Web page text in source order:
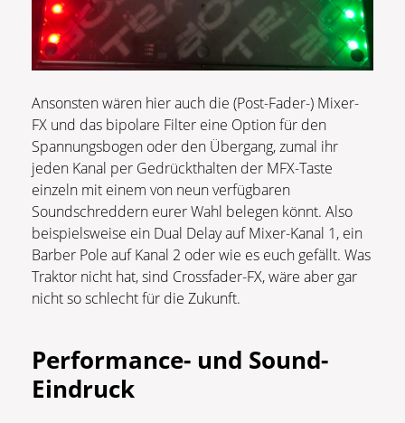
Ansonsten wären hier auch die (Post-Fader-) Mixer-
FX und das bipolare Filter eine Option für den
Spannungsbogen oder den Übergang, zumal ihr
jeden Kanal per Gedrückthalten der MFX-Taste
einzeln mit einem von neun verfügbaren
Soundschreddern eurer Wahl belegen könnt. Also
beispielsweise ein Dual Delay auf Mixer-Kanal 1, ein
Barber Pole auf Kanal 2 oder wie es euch gefällt. Was
Traktor nicht hat, sind Crossfader-FX, wäre aber gar
nicht so schlecht für die Zukunft.
Performance- und Sound-
Eindruck